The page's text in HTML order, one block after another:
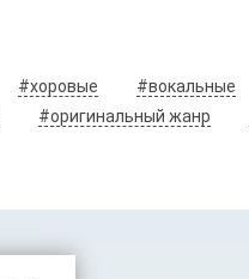
#хоровые #вокальные
#оригинальный жанр